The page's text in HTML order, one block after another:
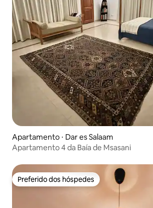
Apartamento ⋅ Dar es Salaam
Apartamento 4 da Baía de Msasani
Preferido dos hóspedes
Preferido dos hóspedes